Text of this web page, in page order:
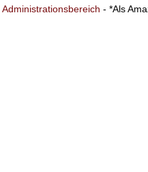
Administrationsbereich - *Als